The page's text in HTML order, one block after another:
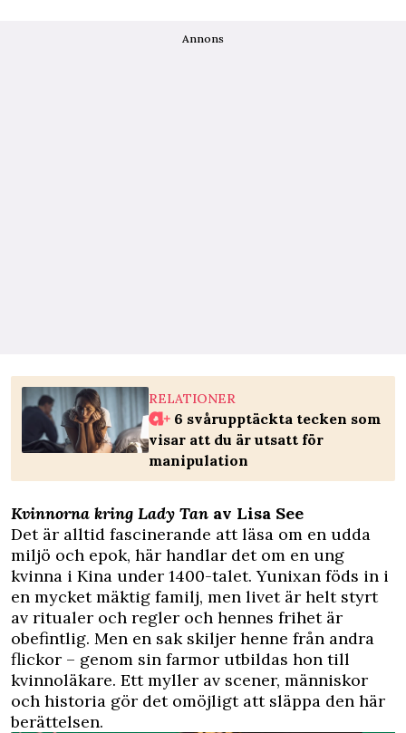
Annons
RELATIONER
6 svårupptäckta tecken som
visar att du är utsatt för
manipulation
Kvinnorna kring Lady Tan av Lisa See
Det är alltid fascinerande att läsa om en udda
miljö och epok, här handlar det om en ung
kvinna i Kina under 1400-talet. Yunixan föds in i
en mycket mäktig familj, men livet är helt styrt
av ritualer och regler och hennes frihet är
obefintlig. Men en sak skiljer henne från andra
flickor – genom sin farmor utbildas hon till
kvinnoläkare. Ett myller av scener, människor
och historia gör det omöjligt att släppa den här
berättelsen.